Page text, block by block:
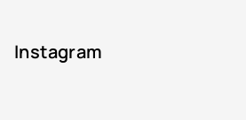
Instagram